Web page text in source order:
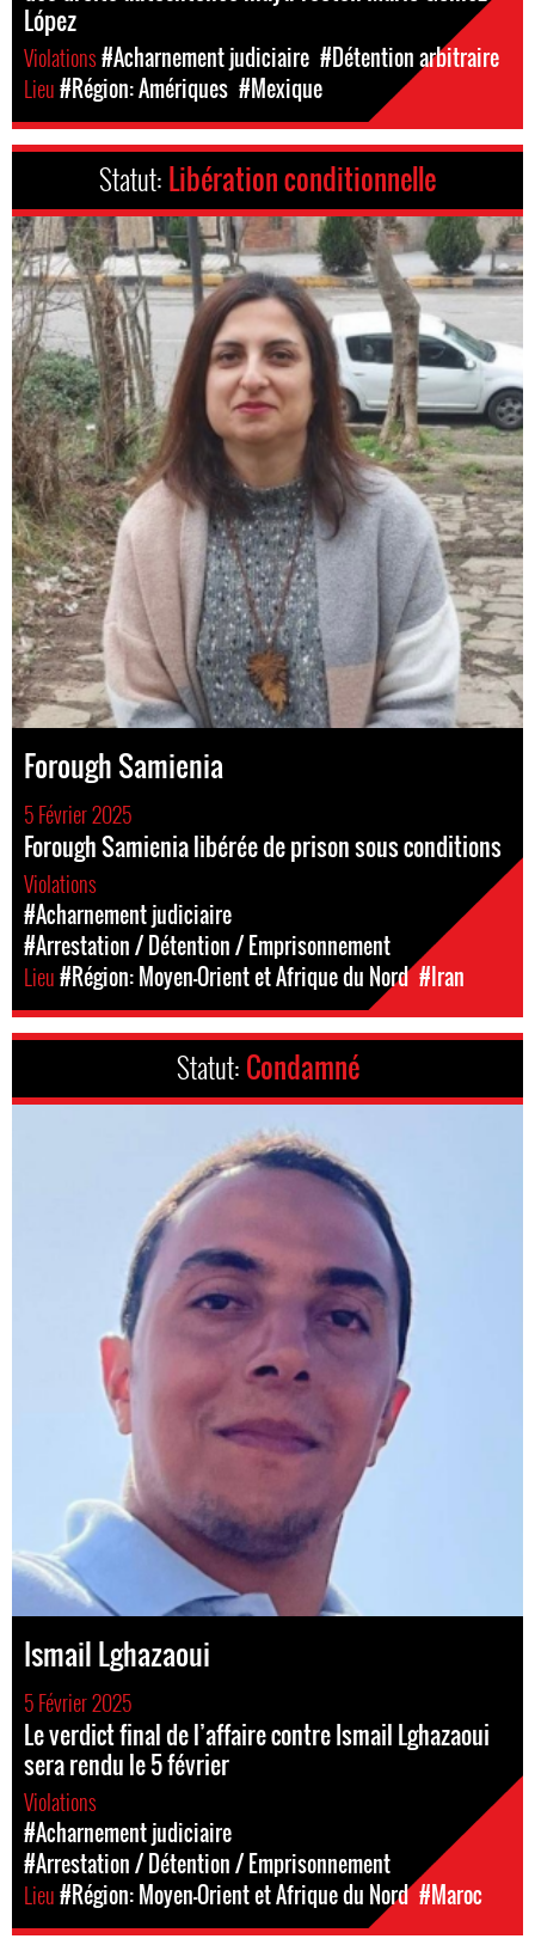
López
Violations#Acharnement judiciaire #Détention arbitraire
Lieu#Région: Amériques #Mexique
Statut: Libération conditionnelle
Forough Samienia
5 Février 2025
Forough Samienia libérée de prison sous conditions
Violations
#Acharnement judiciaire
#Arrestation / Détention / Emprisonnement
Lieu#Région: Moyen-Orient et Afrique du Nord #Iran
Statut: Condamné
Ismail Lghazaoui
5 Février 2025
Le verdict final de l’affaire contre Ismail Lghazaoui
sera rendu le 5 février
Violations
#Acharnement judiciaire
#Arrestation / Détention / Emprisonnement
Lieu#Région: Moyen-Orient et Afrique du Nord #Maroc